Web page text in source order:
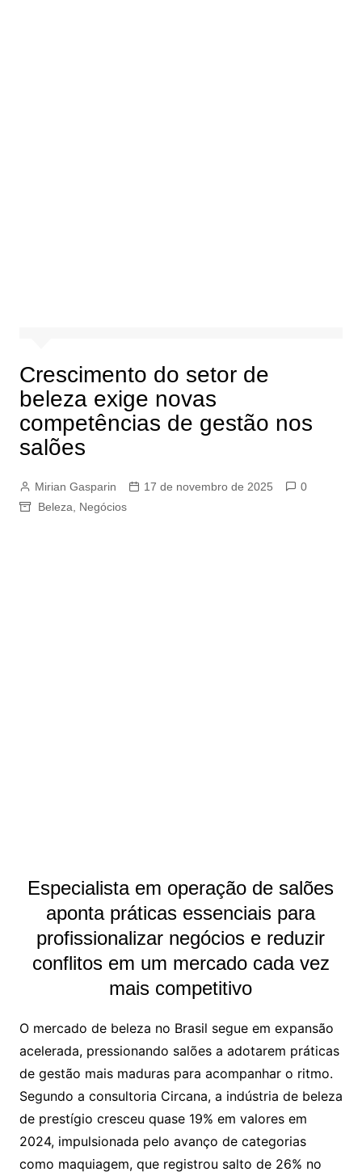
Crescimento do setor de
beleza exige novas
competências de gestão nos
salões
Mirian Gasparin 17 de novembro de 2025
0
Beleza
Negócios
Especialista em operação de salões
aponta práticas essenciais para
profissionalizar negócios e reduzir
conflitos em um mercado cada vez
mais competitivo
O mercado de beleza no Brasil segue em expansão
acelerada, pressionando salões a adotarem práticas
de gestão mais maduras para acompanhar o ritmo.
Segundo a consultoria Circana, a indústria de beleza
de prestígio cresceu quase 19% em valores em
2024, impulsionada pelo avanço de categorias
como maquiagem, que registrou salto de 26% no